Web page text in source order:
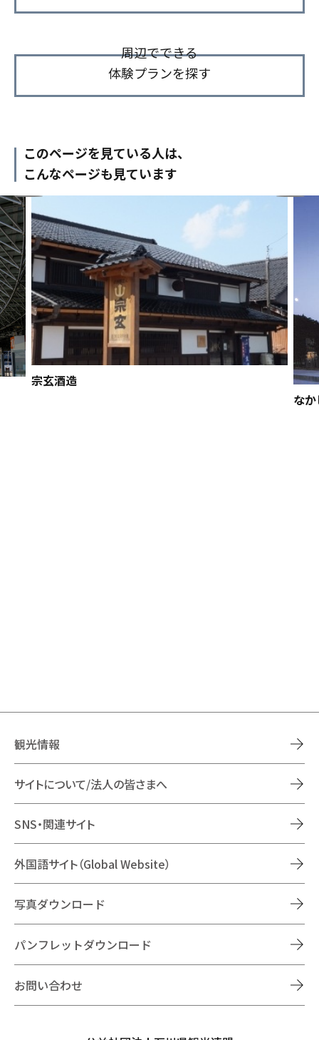
周辺でできる
体験プランを探す
このページを見ている人は、
こんなページも見ています
宗玄酒造
な
観光情報
サイトについて/法人の皆さまへ
SNS・関連サイト
外国語サイト（Global Website）
写真ダウンロード
パンフレットダウンロード
お問い合わせ